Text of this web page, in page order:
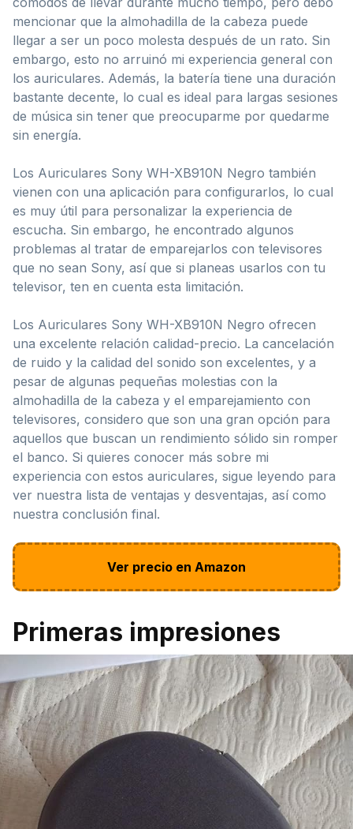
mencionar que la almohadilla de la cabeza puede
llegar a ser un poco molesta después de un rato. Sin
embargo, esto no arruinó mi experiencia general con
los auriculares. Además, la batería tiene una duración
bastante decente, lo cual es ideal para largas sesiones
de música sin tener que preocuparme por quedarme
sin energía.
Los Auriculares Sony WH-XB910N Negro también
vienen con una aplicación para configurarlos, lo cual
es muy útil para personalizar la experiencia de
escucha. Sin embargo, he encontrado algunos
problemas al tratar de emparejarlos con televisores
que no sean Sony, así que si planeas usarlos con tu
televisor, ten en cuenta esta limitación.
Los Auriculares Sony WH-XB910N Negro ofrecen
una excelente relación calidad-precio. La cancelación
de ruido y la calidad del sonido son excelentes, y a
pesar de algunas pequeñas molestias con la
almohadilla de la cabeza y el emparejamiento con
televisores, considero que son una gran opción para
aquellos que buscan un rendimiento sólido sin romper
el banco. Si quieres conocer más sobre mi
experiencia con estos auriculares, sigue leyendo para
ver nuestra lista de ventajas y desventajas, así como
nuestra conclusión final.
Ver precio en Amazon
Primeras impresiones